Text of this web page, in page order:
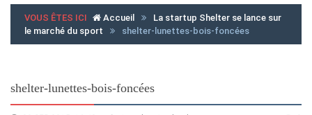
VOUS ÊTES ICI Accueil
La startup Shelter se lance sur
le marché du sport
shelter-lunettes-bois-foncées
shelter-lunettes-bois-foncées